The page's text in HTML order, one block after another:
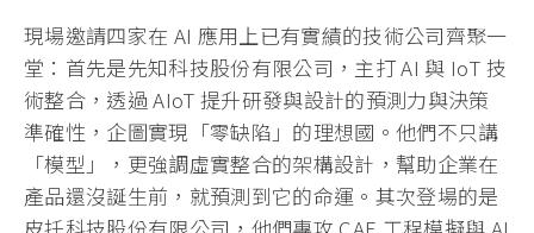
現場邀請四家在 AI 應用上已有實績的技術公司齊聚一
堂：首先是先知科技股份有限公司，主打 AI 與 IoT 技
術整合，透過 AIoT 提升研發與設計的預測力與決策
準確性，企圖實現「零缺陷」的理想國。他們不只講
「模型」，更強調虛實整合的架構設計，幫助企業在
產品還沒誕生前，就預測到它的命運。其次登場的是